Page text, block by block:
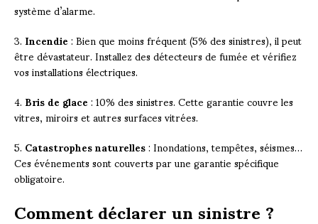
système d’alarme.
3.Incendie: Bien que moins fréquent (5% des sinistres), il peut
être dévastateur. Installez des détecteurs de fumée et vérifiez
vos installations électriques.
4.Bris de glace: 10% des sinistres. Cette garantie couvre les
vitres, miroirs et autres surfaces vitrées.
5.Catastrophes naturelles: Inondations, tempêtes, séismes…
Ces événements sont couverts par une garantie spécifique
obligatoire.
Comment déclarer un sinistre ?